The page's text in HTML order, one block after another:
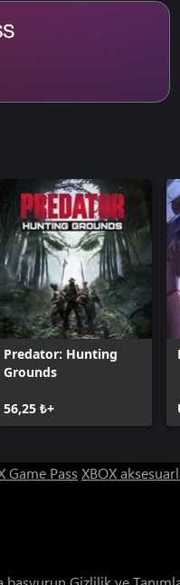
Predator: Hunting
Grounds
56,25 ₺+
Game Pass XBOX